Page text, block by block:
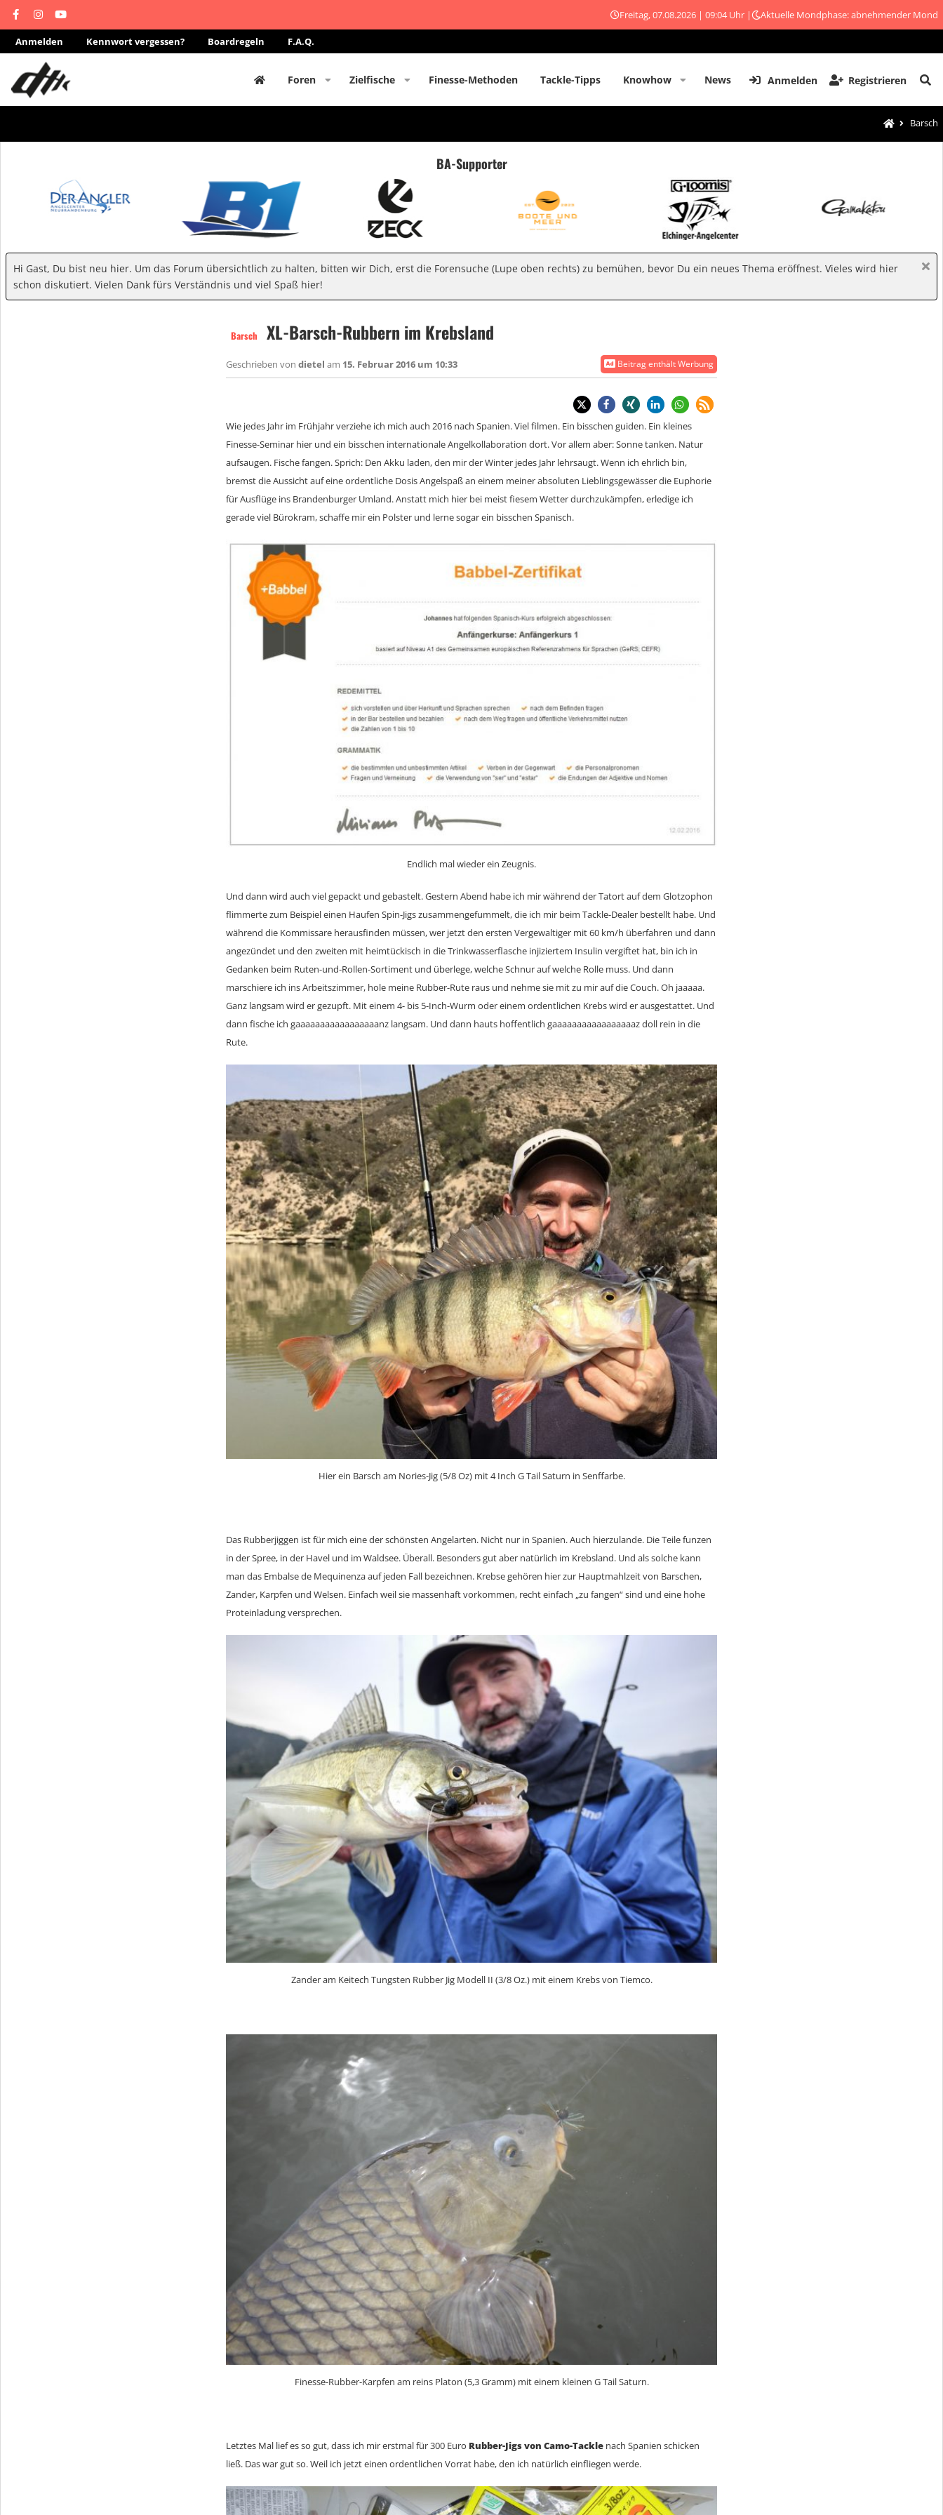
Freitag, 07.08.2026 | 09:04 Uhr | Aktuelle Mondphase: abnehmender Mond
Anmelden Kennwort vergessen? Boardregeln F.A.Q.
Foren Zielfische Finesse-Methoden Tackle-Tipps Knowhow News Anmelden Registrieren
Barsch
BA-Supporter
Hi Gast, Du bist neu hier. Um das Forum übersichtlich zu halten, bitten wir Dich, erst die Forensuche (Lupe oben rechts) zu bemühen, bevor Du ein neues Thema eröffnest. Vieles wird hier
schon diskutiert. Vielen Dank fürs Verständnis und viel Spaß hier!
Barsch XL-Barsch-Rubbern im Krebsland
Beitrag enthält Werbung
Geschrieben von dietel am 15. Februar 2016 um 10:33
Wie jedes Jahr im Frühjahr verziehe ich mich auch 2016 nach Spanien. Viel filmen. Ein bisschen guiden. Ein kleines
Finesse-Seminar hier und ein bisschen internationale Angelkollaboration dort. Vor allem aber: Sonne tanken. Natur
aufsaugen. Fische fangen. Sprich: Den Akku laden, den mir der Winter jedes Jahr lehrsaugt. Wenn ich ehrlich bin,
bremst die Aussicht auf eine ordentliche Dosis Angelspaß an einem meiner absoluten Lieblingsgewässer die Euphorie
für Ausflüge ins Brandenburger Umland. Anstatt mich hier bei meist fiesem Wetter durchzukämpfen, erledige ich
gerade viel Bürokram, schaffe mir ein Polster und lerne sogar ein bisschen Spanisch.
Endlich mal wieder ein Zeugnis.
Und dann wird auch viel gepackt und gebastelt. Gestern Abend habe ich mir während der Tatort auf dem Glotzophon
flimmerte zum Beispiel einen Haufen Spin-Jigs zusammengefummelt, die ich mir beim Tackle-Dealer bestellt habe. Und
während die Kommissare herausfinden müssen, wer jetzt den ersten Vergewaltiger mit 60 km/h überfahren und dann
angezündet und den zweiten mit heimtückisch in die Trinkwasserflasche injiziertem Insulin vergiftet hat, bin ich in
Gedanken beim Ruten-und-Rollen-Sortiment und überlege, welche Schnur auf welche Rolle muss. Und dann
marschiere ich ins Arbeitszimmer, hole meine Rubber-Rute raus und nehme sie mit zu mir auf die Couch. Oh jaaaaa.
Ganz langsam wird er gezupft. Mit einem 4- bis 5-Inch-Wurm oder einem ordentlichen Krebs wird er ausgestattet. Und
dann fische ich gaaaaaaaaaaaaaaaaanz langsam. Und dann hauts hoffentlich gaaaaaaaaaaaaaaaaaz doll rein in die
Rute.
Hier ein Barsch am Nories-Jig (5/8 Oz) mit 4 Inch G Tail Saturn in Senffarbe.
Das Rubberjiggen ist für mich eine der schönsten Angelarten. Nicht nur in Spanien. Auch hierzulande. Die Teile funzen
in der Spree, in der Havel und im Waldsee. Überall. Besonders gut aber natürlich im Krebsland. Und als solche kann
man das Embalse de Mequinenza auf jeden Fall bezeichnen. Krebse gehören hier zur Hauptmahlzeit von Barschen,
Zander, Karpfen und Welsen. Einfach weil sie massenhaft vorkommen, recht einfach „zu fangen“ sind und eine hohe
Proteinladung versprechen.
Zander am Keitech Tungsten Rubber Jig Modell II (3/8 Oz.) mit einem Krebs von Tiemco.
Finesse-Rubber-Karpfen am reins Platon (5,3 Gramm) mit einem kleinen G Tail Saturn.
Letztes Mal lief es so gut, dass ich mir erstmal für 300 Euro Rubber-Jigs von Camo-Tackle nach Spanien schicken
ließ. Das war gut so. Weil ich jetzt einen ordentlichen Vorrat habe, den ich natürlich einfliegen werde.